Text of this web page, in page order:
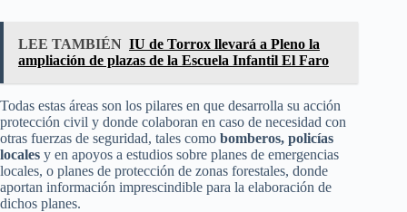
LEE TAMBIÉN IU de Torrox llevará a Pleno la
ampliación de plazas de la Escuela Infantil El Faro
Todas estas áreas son los pilares en que desarrolla su acción
protección civil y donde colaboran en caso de necesidad con
otras fuerzas de seguridad, tales como bomberos, policías
locales y en apoyos a estudios sobre planes de emergencias
locales, o planes de protección de zonas forestales, donde
aportan información imprescindible para la elaboración de
dichos planes.